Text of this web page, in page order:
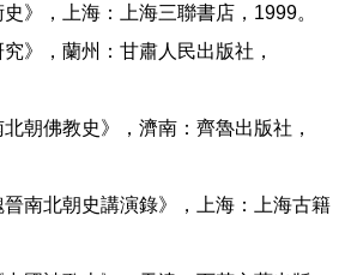
》，上海：上海三聯書店，1999。
》，蘭州：甘肅人民出版社，
朝佛教史》，濟南：齊魯出版社，
南北朝史講演錄》，上海：上海古籍